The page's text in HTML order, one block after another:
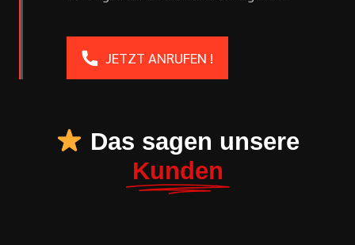
JETZT ANRUFEN !
Das sagen unsere
Kunden